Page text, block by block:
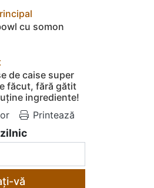
cu somon
de caise super
făcut, fără gătit
ingrediente!
Printează
vă